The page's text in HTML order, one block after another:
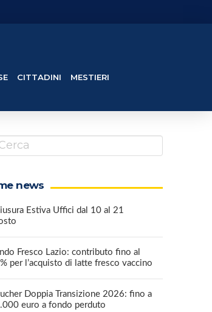
CITTADINI MESTIERI
news
Estiva Uffici dal 10 al 21
Fresco Lazio: contributo fino al
per l’acquisto di latte fresco vaccino
Doppia Transizione 2026: fino a
euro a fondo perduto